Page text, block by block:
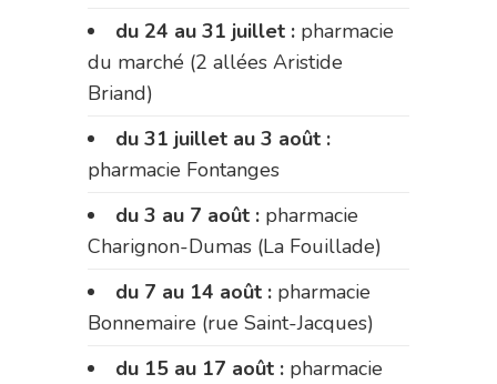
du 24 au 31 juillet : pharmacie
du marché (2 allées Aristide
Briand)
du 31 juillet au 3 août :
pharmacie Fontanges
du 3 au 7 août : pharmacie
Charignon-Dumas (La Fouillade)
du 7 au 14 août : pharmacie
Bonnemaire (rue Saint-Jacques)
du 15 au 17 août : pharmacie